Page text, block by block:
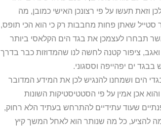
וזאת תעשו על פי רצונכן האישי כמובן, מה
שאתן פחות מחבבות רק כי הוא הכי תופס,
תבחרו לעצמכן את בגד הים הקלאסי ביותר
ציפור קטנה לחשה לנו שהמדוזות כבר בדרך
ים יפהייפה וססגוני.
הים ושמחנו להנגיש לכן את המידע המדובר
אכן אמין על פי הסטטיסטיקות השונות
שעוד עתידיים להתרחש בעתיד הלא רחוק,
להציע, כל מה שנותר הוא לאחל המשך קיץ